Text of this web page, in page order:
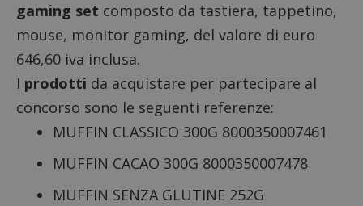
gaming set composto da tastiera, tappetino,
mouse, monitor gaming, del valore di euro
646,60 iva inclusa.
I prodotti da acquistare per partecipare al
concorso sono le seguenti referenze:
MUFFIN CLASSICO 300G 8000350007461
MUFFIN CACAO 300G 8000350007478
MUFFIN SENZA GLUTINE 252G